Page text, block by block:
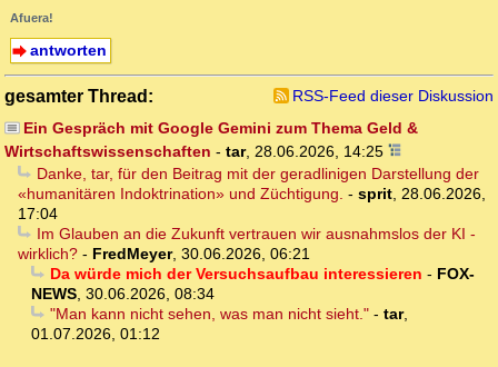
Afuera!
antworten
gesamter Thread:
RSS-Feed dieser Diskussion
Ein Gespräch mit Google Gemini zum Thema Geld &
Wirtschaftswissenschaften - tar, 28.06.2026, 14:25
Danke, tar, für den Beitrag mit der geradlinigen Darstellung der
«humanitären Indoktrination» und Züchtigung. - sprit 28.06.2026,
17:04
Im Glauben an die Zukunft vertrauen wir ausnahmslos der KI -
wirklich? - FredMeyer, 30.06.2026, 06:21
Da würde mich der Versuchsaufbau interessieren - FOX-
NEWS 30.06.2026, 08:34
"Man kann nicht sehen, was man nicht sieht."- tar,
01.07.2026, 01:12